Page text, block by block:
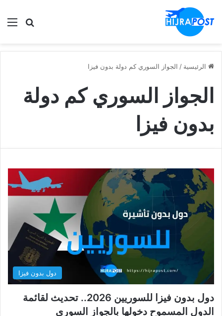
ابحث
الرئيسية / الجواز السوري كم دولة بدون فيزا
الجواز السوري كم دولة
بدون فيزا
دول بدون فيزا
دول بدون فيزا للسوريين 2026.. تحديث لقائمة
الدول المسموح دخولها بالجواز السوري